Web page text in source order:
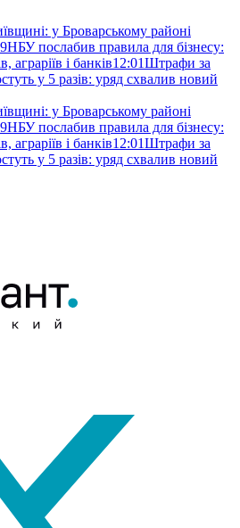
у Броварському районі
НБУ послабив правила для бізнесу:
аграріїв і банків12:01Штрафи за
у 5 разів: уряд схвалив новий
у Броварському районі
НБУ послабив правила для бізнесу:
аграріїв і банків12:01Штрафи за
у 5 разів: уряд схвалив новий